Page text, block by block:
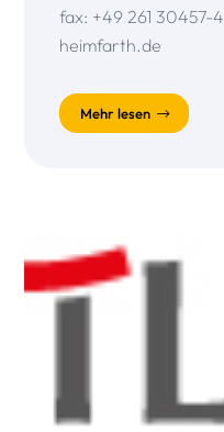
fax: +49 261 30457-
heimfarth.de
Mehr lesen